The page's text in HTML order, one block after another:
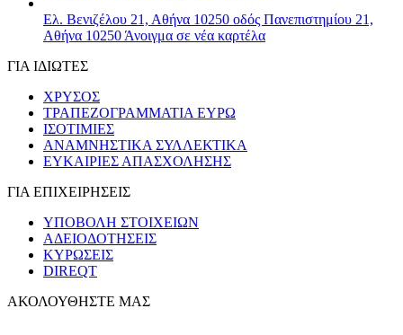
Ελ. Βενιζέλου 21, Αθήνα 10250 οδός Πανεπιστημίου 21,
Αθήνα 10250 Άνοιγμα σε νέα καρτέλα
ΓΙΑ ΙΔΙΩΤΕΣ
ΧΡΥΣΟΣ
ΤΡΑΠΕΖΟΓΡΑΜΜΑΤΙΑ ΕΥΡΩ
ΙΣΟΤΙΜΙΕΣ
ΑΝΑΜΝΗΣΤΙΚΑ ΣΥΛΛΕΚΤΙΚΑ
ΕΥΚΑΙΡΙΕΣ ΑΠΑΣΧΟΛΗΣΗΣ
ΓΙΑ ΕΠΙΧΕΙΡΗΣΕΙΣ
ΥΠΟΒΟΛΗ ΣΤΟΙΧΕΙΩΝ
ΑΔΕΙΟΔΟΤΗΣΕΙΣ
ΚΥΡΩΣΕΙΣ
DIREQT
ΑΚΟΛΟΥΘΗΣΤΕ ΜΑΣ